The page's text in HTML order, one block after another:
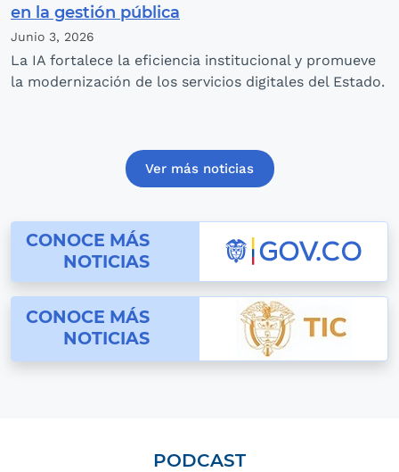
en la gestión pública
Junio 3, 2026
La IA fortalece la eficiencia institucional y promueve
la modernización de los servicios digitales del Estado.
Ver más noticias
conoce las noticias de gov.co
CONOCE MÁS
NOTICIAS
conoce las noticias de Mintic
CONOCE MÁS
NOTICIAS
PODCAST